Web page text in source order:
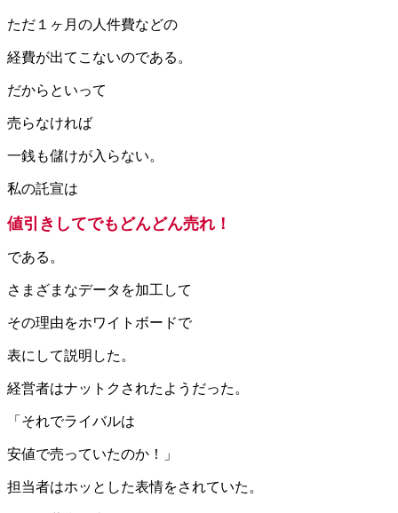
ただ１ヶ月の人件費などの
経費が出てこないのである。
だからといって
売らなければ
一銭も儲けが入らない。
私の託宣は
値引きしてでもどんどん売れ！
である。
さまざまなデータを加工して
その理由をホワイトボードで
表にして説明した。
経営者はナットクされたようだった。
「それでライバルは
安値で売っていたのか！」
担当者はホッとした表情をされていた。